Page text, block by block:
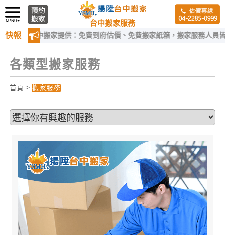
台中搬家服務
快報
中搬家提供：免費到府估價、免費搬家紙箱，搬家服務人員皆經過嚴格
各類型搬家服務
首頁 > 搬家服務